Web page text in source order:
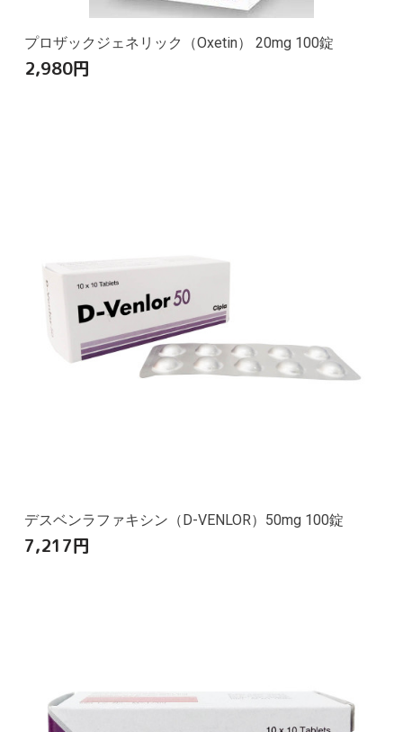
プロザックジェネリック（Oxetin） 20mg 100錠
2,980円
デスベンラファキシン（D-VENLOR）50mg 100錠
7,217円